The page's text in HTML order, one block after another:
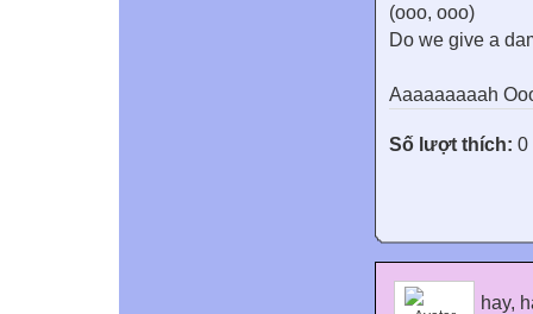
(ooo, ooo)
Do we give a
Aaaaaaaaah
Số lượt thích: 0
hay,